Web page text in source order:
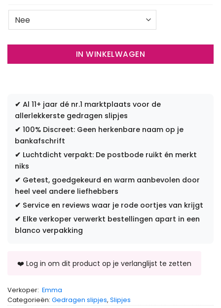
IN WINKELWAGEN
✔ Al 11+ jaar dé nr.1 marktplaats voor de
allerlekkerste gedragen slipjes
✔ 100% Discreet: Geen herkenbare naam op je
bankafschrift
✔ Luchtdicht verpakt: De postbode ruikt én merkt
niks
✔ Getest, goedgekeurd en warm aanbevolen door
heel veel andere liefhebbers
✔ Service en reviews waar je rode oortjes van krijgt
✔ Elke verkoper verwerkt bestellingen apart in een
blanco verpakking
Verkoper: Emma
Categorieën: Gedragen slipjes, Slipjes